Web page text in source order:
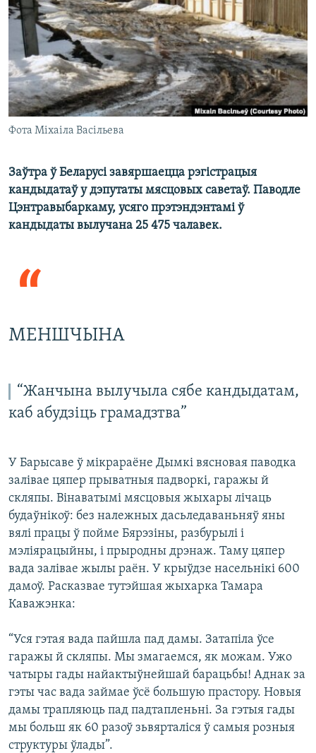
КУЛЬТУРА
КАЛЯНДАР
МОВА
НА ХВАЛЯХ СВАБОДЫ
Фота Міхаіла Васільева
Заўтра ў Беларусі завяршаецца рэгістрацыя
кандыдатаў у дэпутаты мясцовых саветаў. Паводле
Цэнтравыбаркаму, усяго прэтэндэнтамі ў
кандыдаты вылучана 25 475 чалавек.
МЕНШЧЫНА
“Жанчына вылучыла сябе кандыдатам,
каб абудзіць грамадзтва”
У Барысаве ў мікрараёне Дымкі вясновая паводка
залівае цяпер прыватныя падворкі, гаражы й
скляпы. Вінаватымі мясцовыя жыхары лічаць
будаўнікоў: без належных дасьледаваньняў яны
вялі працы ў пойме Бярэзіны, разбурылі і
мэліярацыйны, і прыродны дрэнаж. Таму цяпер
вада залівае жылы раён. У крыўдзе насельнікі 600
дамоў. Расказвае тутэйшая жыхарка Тамара
Каважэнка:
“Уся гэтая вада пайшла пад дамы. Затапіла ўсе
гаражы й скляпы. Мы змагаемся, як можам. Ужо
чатыры гады найактыўнейшай барацьбы! Аднак за
гэты час вада займае ўсё большую прастору. Новыя
дамы трапляюць пад падтапленьні. За гэтыя гады
мы больш як 60 разоў зьвярталіся ў самыя розныя
структуры ўлады”.